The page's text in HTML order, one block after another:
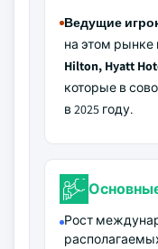
Ведущие
на этом
Hilton, Hyatt
которые в
в 2025 году.
Рост